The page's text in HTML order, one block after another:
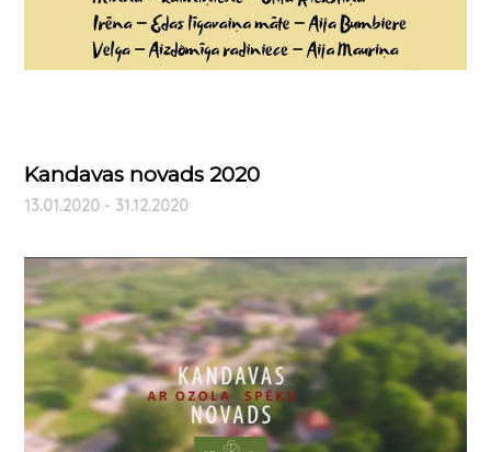
Kandavas novads 2020
13.01.2020 - 31.12.2020